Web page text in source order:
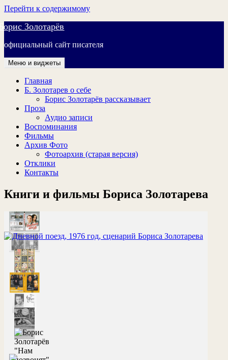
Перейти к содержимому
Золотарёв
официальный сайт писателя
Меню и виджеты
Главная
Б. Золотарев о себе
Борис Золотарёв рассказывает
Проза
Аудио записи
Воспоминания
Фильмы
Архив Фото
Фотоархив (старая версия)
Отклики
Контакты
Книги и фильмы Бориса Золотарева